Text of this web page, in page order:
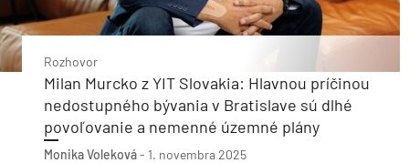
Rozhovor
Milan Murcko z YIT Slovakia: Hlavnou príčinou
nedostupného bývania v Bratislave sú dlhé
povoľovanie a nemenné územné plány
Monika Voleková- 1. novembra 2025